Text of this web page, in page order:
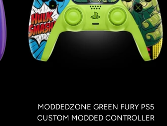
MODDEDZONE GREEN FURY PS5
CUSTOM MODDED CONTROLLER